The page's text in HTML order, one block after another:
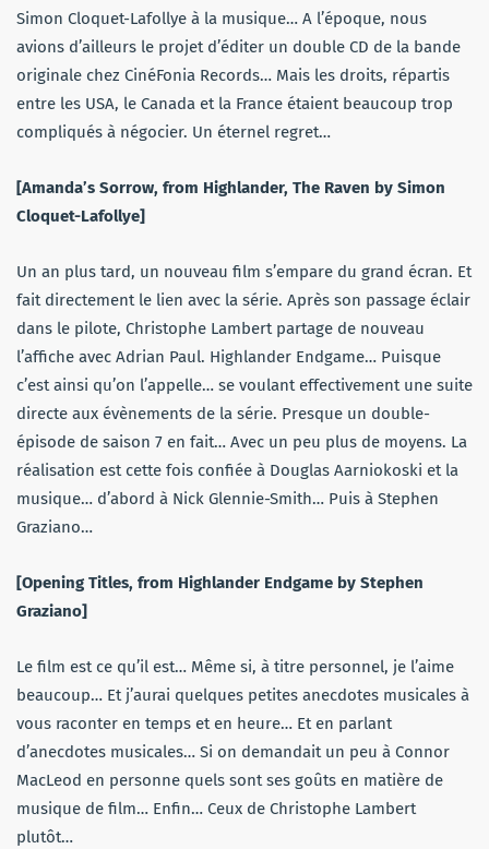
Simon Cloquet-Lafollye à la musique… A l’époque, nous
avions d’ailleurs le projet d’éditer un double CD de la bande
originale chez CinéFonia Records… Mais les droits, répartis
entre les USA, le Canada et la France étaient beaucoup trop
compliqués à négocier. Un éternel regret…
[Amanda’s Sorrow, from Highlander, The Raven by Simon
Cloquet-Lafollye]
Un an plus tard, un nouveau film s’empare du grand écran. Et
fait directement le lien avec la série. Après son passage éclair
dans le pilote, Christophe Lambert partage de nouveau
l’affiche avec Adrian Paul. Highlander Endgame… Puisque
c’est ainsi qu’on l’appelle… se voulant effectivement une suite
directe aux évènements de la série. Presque un double-
épisode de saison 7 en fait… Avec un peu plus de moyens. La
réalisation est cette fois confiée à Douglas Aarniokoski et la
musique… d’abord à Nick Glennie-Smith… Puis à Stephen
Graziano…
[Opening Titles, from Highlander Endgame by Stephen
Graziano]
Le film est ce qu’il est… Même si, à titre personnel, je l’aime
beaucoup… Et j’aurai quelques petites anecdotes musicales à
vous raconter en temps et en heure… Et en parlant
d’anecdotes musicales… Si on demandait un peu à Connor
MacLeod en personne quels sont ses goûts en matière de
musique de film… Enfin… Ceux de Christophe Lambert
plutôt…